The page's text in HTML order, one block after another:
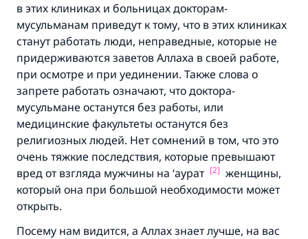
в этих клиниках и больницах докторам-
мусульманам приведут к тому, что в этих клиниках
станут работать люди, неправедные, которые не
придерживаются заветов Аллаха в своей работе,
при осмотре и при уединении. Также слова о
запрете работать означают, что доктора-
мусульмане останутся без работы, или
медицинские факультеты останутся без
религиозных людей. Нет сомнений в том, что это
очень тяжкие последствия, которые превышают
вред от взгляда мужчины на ‘аурат [2] женщины,
который она при большой необходимости может
открыть.
Посему нам видится, а Аллах знает лучше, на вас